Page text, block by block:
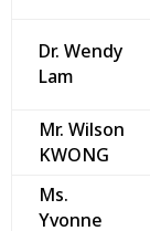
Dr. Wendy
Lam
Mr. Wilson
KWONG
Ms.
Yvonne